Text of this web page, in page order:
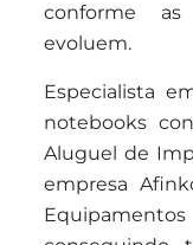
conforme
evoluem.
Especialista
notebooks
Aluguel de
empresa